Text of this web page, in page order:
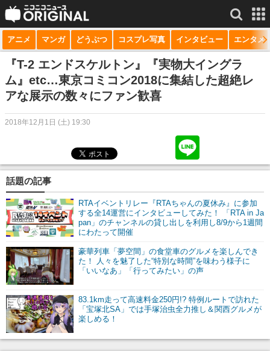
サービス一覧 もっと見る
niconico
動画
生放送
マンガ
ニコニコQ
アニメ マンガ どうぶつ コスプレ写真 インタビュー エンタメ
『T-2 エンドスケルトン』『実物大イングラ
ム』etc…東京コミコン2018に集結した超絶レ
アな展示の数々にファン歓喜
2018年12月1日 (土) 19:30
話題の記事
RTAイベントリレー『RTAちゃんの夏休み』に参加
する全14運営にインタビューしてみた！ 「RTA in Ja
pan」のチャンネルの貸し出しを利用し8/9から1週間
にわたって開催
豪華列車「夢空間」の食堂車のグルメを楽しんでき
た！ 人々を魅了した“特別な時間”を味わう様子に
「いいなあ」「行ってみたい」の声
83.1km走って高速料金250円!? 特例ルートで訪れた
「宝塚北SA」では手塚治虫全力推し＆関西グルメが
楽しめる！